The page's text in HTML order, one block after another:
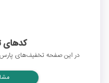
کدهای
در این صفحه تخفیف‌های پارس